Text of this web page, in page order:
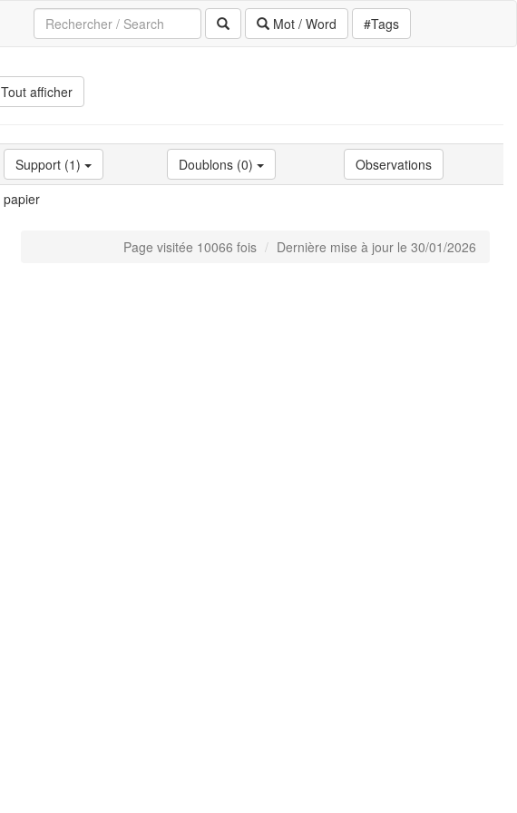
Mot / Word #Tags
Tout afficher
Support (1) Doublons (0)
Observations
papier
Page visitée 10066 fois Dernière mise à jour le 30/01/2026